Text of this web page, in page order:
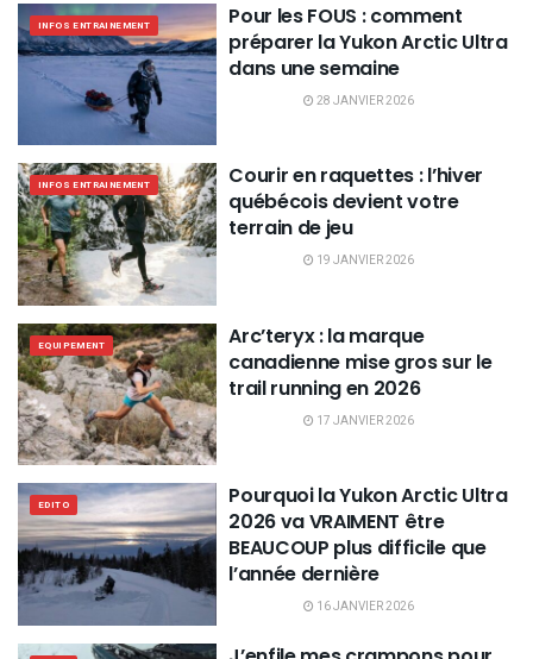
INFOS ENTRAINEMENT
Pour les FOUS : comment
préparer la Yukon Arctic Ultra
dans une semaine
28 JANVIER 2026
INFOS ENTRAINEMENT
Courir en raquettes : l’hiver
québécois devient votre
terrain de jeu
19 JANVIER 2026
EQUIPEMENT
Arc’teryx : la marque
canadienne mise gros sur le
trail running en 2026
17 JANVIER 2026
EDITO
Pourquoi la Yukon Arctic Ultra
2026 va VRAIMENT être
BEAUCOUP plus difficile que
l’année dernière
16 JANVIER 2026